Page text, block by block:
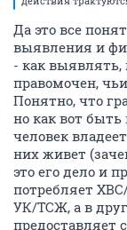
Да это все
выявления и
- как выявлять,
правомочен,
Понятно, что
но как вот быть
человек
них живет
это его дело и
потребляет
УК/ТСЖ, а в
предоставляет